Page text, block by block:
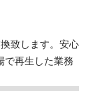
致します。安心
で再生した業務